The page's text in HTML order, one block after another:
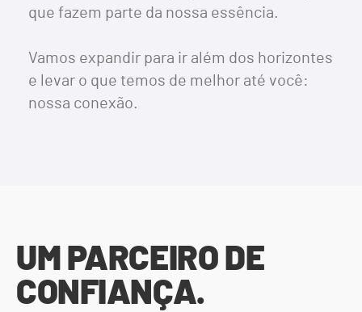
que fazem parte da nossa essência.
Vamos expandir para ir além dos horizontes
e levar o que temos de melhor até você:
nossa conexão.
UM PARCEIRO DE
CONFIANÇA.